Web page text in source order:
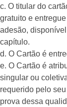
c. O titular do
gratuito e
adesão,
capítulo.
d. O Cartão é
e. O Cartão é
singular ou
requerido pelo
prova dessa